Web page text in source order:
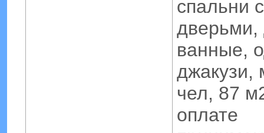
спальни с
дверьми,
ванные,
джакузи,
чел, 87
оплате